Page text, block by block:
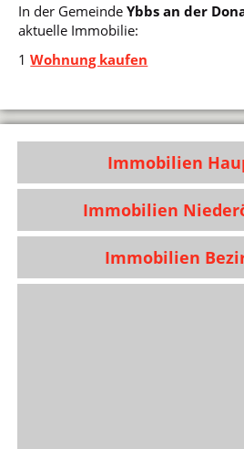
In der GemeindeYbbs an der
aktuelle Immobilie:
1Wohnung kaufen
Immobilien
Immobilien
Immobilien